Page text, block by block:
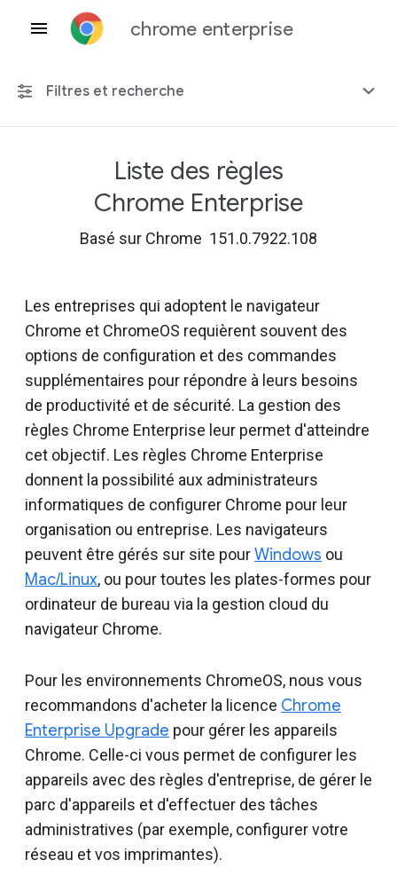
chrome enterprise
Filtres et recherche
Toute plate-forme
Chrome 151
Inclure les règles obsolètes
Liste des règles
Chrome Enterprise
Basé sur Chrome 151.0.7922.108
Les entreprises qui adoptent le navigateur
Chrome et ChromeOS requièrent souvent des
options de configuration et des commandes
supplémentaires pour répondre à leurs besoins
de productivité et de sécurité. La gestion des
règles Chrome Enterprise leur permet d'atteindre
cet objectif. Les règles Chrome Enterprise
donnent la possibilité aux administrateurs
informatiques de configurer Chrome pour leur
organisation ou entreprise. Les navigateurs
peuvent être gérés sur site pourWindows ou
Mac/Linux, ou pour toutes les plates-formes pour
ordinateur de bureau via la gestion cloud du
navigateur Chrome.
Pour les environnements ChromeOS, nous vous
recommandons d'acheter la licence Chrome
Enterprise Upgrade pour gérer les appareils
Chrome. Celle-ci vous permet de configurer les
appareils avec des règles d'entreprise, de gérer le
parc d'appareils et d'effectuer des tâches
administratives (par exemple, configurer votre
réseau et vos imprimantes).